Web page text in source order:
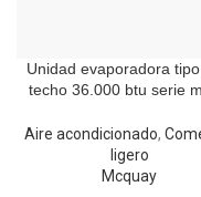
Unidad evaporadora
techo 36.000 btu serie
Aire acondicionado,
ligero
Mcquay